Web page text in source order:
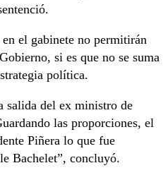
el gabinete no permitirán
si es que no se suma
política.
salida del ex ministro de
las proporciones, el
Piñera lo que fue
Bachelet”, concluyó.